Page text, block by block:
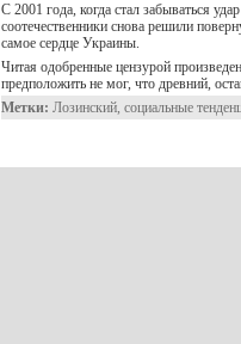
С 2001 года, когда стал забываться
соотечественники снова решили
самое сердце Украины.
Читая одобренные цензурой
предположить не мог, что древний,
Метки: Лозинский, социальные